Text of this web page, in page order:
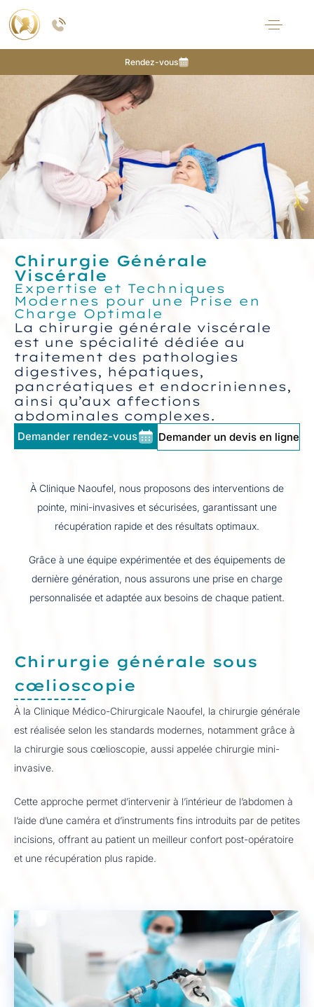
Rendez-vous
Zones concernées Avantages
Déroulement
Chirurgie Générale
Viscérale​
Expertise et Techniques
Modernes pour une Prise en
Charge Optimale
La chirurgie générale viscérale
est une spécialité dédiée au
traitement des pathologies
digestives, hépatiques,
pancréatiques et endocriniennes,
ainsi qu’aux affections
abdominales complexes.
Demander rendez-vous Demander un devis en ligne
À Clinique Naoufel, nous proposons des interventions de
pointe, mini-invasives et sécurisées, garantissant une
récupération rapide et des résultats optimaux.
Grâce à une équipe expérimentée et des équipements de
dernière génération, nous assurons une prise en charge
personnalisée et adaptée aux besoins de chaque patient.
Chirurgie générale sous
cœlioscopie
À la Clinique Médico-Chirurgicale Naoufel, la chirurgie générale
est réalisée selon les standards modernes, notamment grâce à
la chirurgie sous cœlioscopie, aussi appelée chirurgie mini-
invasive.
Cette approche permet d’intervenir à l’intérieur de l’abdomen à
l’aide d’une caméra et d’instruments fins introduits par de petites
incisions, offrant au patient un meilleur confort post-opératoire
et une récupération plus rapide.